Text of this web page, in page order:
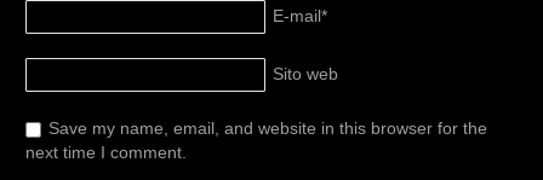
E-mail*
Sito web
Save my name, email, and website in this browser for the
next time I comment.